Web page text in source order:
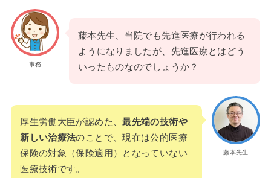
事務
藤本先生、当院でも先進医療が行われる
ようになりましたが、先進医療とはどう
いったものなのでしょうか？
藤本先生
厚生労働大臣が認めた、最先端の技術や
新しい治療法のことで、現在は公的医療
保険の対象（保険適用）となっていない
医療技術です。